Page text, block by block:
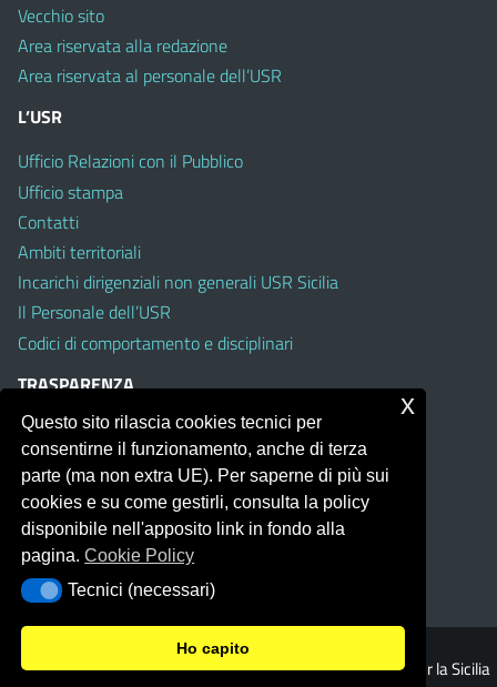
Vecchio sito
Area riservata alla redazione
Area riservata al personale dell’USR
L’USR
Ufficio Relazioni con il Pubblico
Ufficio stampa
Contatti
Ambiti territoriali
Incarichi dirigenziali non generali USR Sicilia
Il Personale dell’USR
Codici di comportamento e disciplinari
TRASPARENZA
Albo on line
Amministrazione Trasparente
Pubblici proclami
PTPCT per le Istituzioni scolastiche della Sicilia
Whistleblowing
Obiettivi di Accessibilità
© 2026 Ufficio Scolastico Regionale per la Sicilia
Questo sito rilascia cookies tecnici per
consentirne il funzionamento, anche di terza
parte (ma non extra UE). Per saperne di più sui
cookies e su come gestirli, consulta la policy
disponibile nell'apposito link in fondo alla
pagina.Cookie Policy
Tecnici (necessari)
Tecnici (necessari)
Ho capito
x